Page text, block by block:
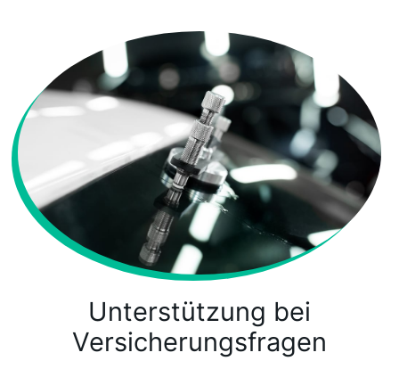
Unterstützung bei
Versicherungsfragen